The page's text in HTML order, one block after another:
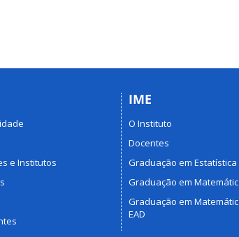
e Institutos
IME
O Instituto
Docentes
Graduação em Estatística
Graduação em
Graduação em
EAD